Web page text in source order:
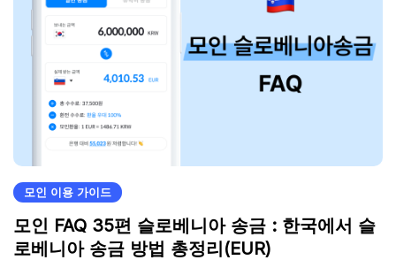
모인 이용 가이드
모인 FAQ 35편 슬로베니아 송금 : 한국에서 슬
로베니아 송금 방법 총정리(EUR)